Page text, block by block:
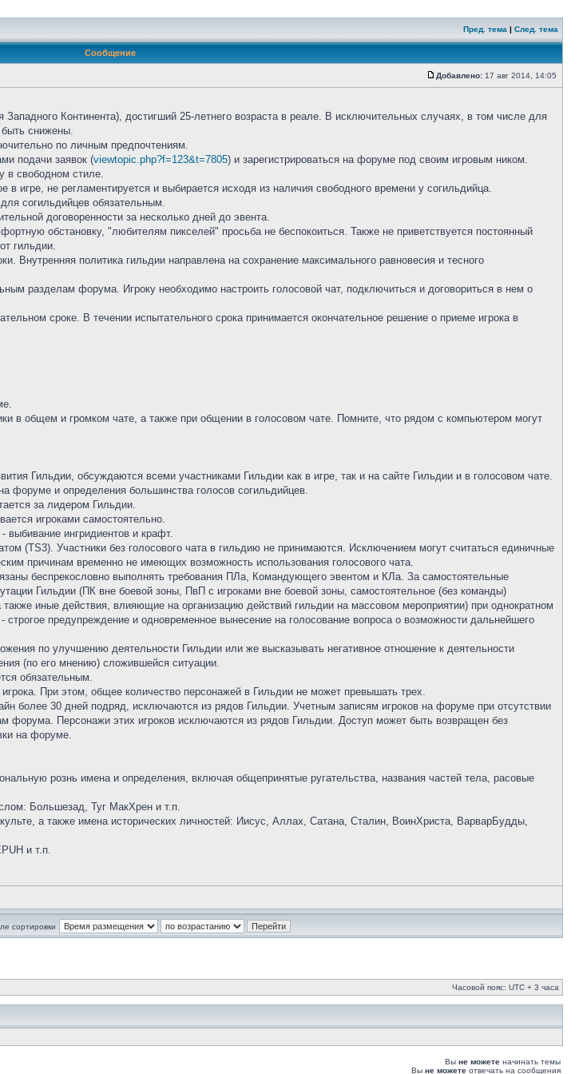
Пред. тема | След. тема
Сообщение
Добавлено: 17 авг 2014, 14:05
Континента), достигший 25-летнего возраста в реале. В исключительных случаях, в том числе для
быть снижены.
по личным предпочтениям.
подачи заявок (viewtopic.php?f=123&t=7805) и зарегистрироваться на форуме под своим игровым ником.
в свободном стиле.
игре, не регламентируется и выбирается исходя из наличия свободного времени у согильдийца.
согильдийцев обязательным.
договоренности за несколько дней до эвента.
обстановку, "любителям пикселей" просьба не беспокоиться. Также не приветствуется постоянный
гильдии.
Внутренняя политика гильдии направлена на сохранение максимального равновесия и тесного
разделам форума. Игроку необходимо настроить голосовой чат, подключиться и договориться в нем о
сроке. В течении испытательного срока принимается окончательное решение о приеме игрока в
в общем и громком чате, а также при общении в голосовом чате. Помните, что рядом с компьютером могут
Гильдии, обсуждаются всеми участниками Гильдии как в игре, так и на сайте Гильдии и в голосовом чате.
форуме и определения большинства голосов согильдийцев.
за лидером Гильдии.
игроками самостоятельно.
выбивание ингридиентов и крафт.
(TS3). Участники без голосового чата в гильдию не принимаются. Исключением могут считаться единичные
причинам временно не имеющих возможность использования голосового чата.
беспрекословно выполнять требования ПЛа, Командующего эвентом и КЛа. За самостоятельные
Гильдии (ПК вне боевой зоны, ПвП с игроками вне боевой зоны, самостоятельное (без команды)
иные действия, влияющие на организацию действий гильдии на массовом мероприятии) при однократном
предупреждение и одновременное вынесение на голосование вопроса о возможности дальнейшего
по улучшению деятельности Гильдии или же высказывать негативное отношение к деятельности
(по его мнению) сложившейся ситуации.
обязательным.
При этом, общее количество персонажей в Гильдии не может превышать трех.
более 30 дней подряд, исключаются из рядов Гильдии. Учетным записям игроков на форуме при отсутствии
форума. Персонажи этих игроков исключаются из рядов Гильдии. Доступ может быть возвращен без
на форуме.
рознь имена и определения, включая общепринятые ругательства, названия частей тела, расовые
Большезад, Туг МакХрен и т.п.
а также имена исторических личностей: Иисус, Аллах, Сатана, Сталин, ВоинХриста, ВарварБудды,
и т.п.
сортировки
Часовой пояс: UTC + 3 часа
Вы не можете начинать темы
Вы не можете отвечать на сообщения